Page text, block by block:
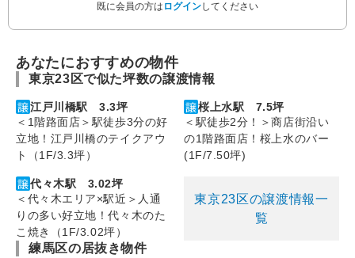
既に会員の方は ログインしてください
あなたにおすすめの物件
東京23区で似た坪数の譲渡情報
江戸川橋駅 3.3坪
＜1階路面店＞駅徒歩3分の好
立地！江戸川橋のテイクアウ
ト（1F/3.3坪）
桜上水駅 7.5坪
＜駅徒歩2分！＞商店街沿い
の1階路面店！桜上水のバー
(1F/7.50坪)
代々木駅 3.02坪
＜代々木エリア×駅近＞人通
りの多い好立地！代々木のた
こ焼き（1F/3.02坪）
東京23区の譲渡情報一
覧
練馬区の居抜き物件